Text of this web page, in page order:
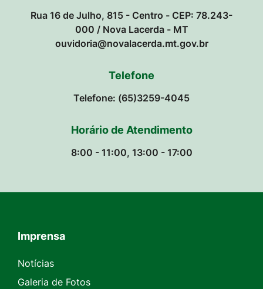
Rua 16 de Julho, 815 - Centro - CEP: 78.243-
000 / Nova Lacerda - MT
ouvidoria@novalacerda.mt.gov.br
Telefone
Telefone: (65)3259-4045
Horário de Atendimento
8:00 - 11:00, 13:00 - 17:00
Seção do Rodapé e Contato
Imprensa
Notícias
Galeria de Fotos